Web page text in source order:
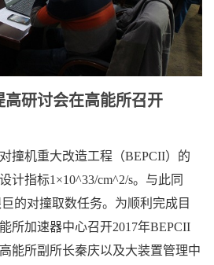
研讨会在高能所召开
撞机重大改造工程（BEPCII）的
计指标1×10^33/cm^2/s。与此同
的对撞取数任务。为顺利完成目
所加速器中心召开2017年BEPCII
能所副所长秦庆以及大装置管理中